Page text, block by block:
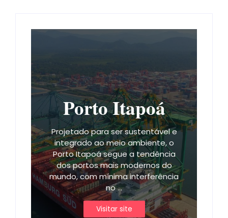
Porto Itapoá
Projetado para ser sustentável e
integrado ao meio ambiente, o
Porto Itapoá segue a tendência
dos portos mais modernos do
mundo, com mínima interferência
no ...
Visitar site